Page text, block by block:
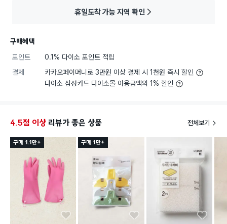
휴일도착 가능 지역 확인
구매혜택
포인트
0.1% 다이소 포인트 적립
결제
카카오페이머니로 3만원 이상 결제 시 1천원 즉시 할인
다이소 삼성카드 다이소몰 이용금액의 1% 할인
4.5점 이상 리뷰가 좋은 상품 전체보기
구매 1.1만+ 구매 1만+